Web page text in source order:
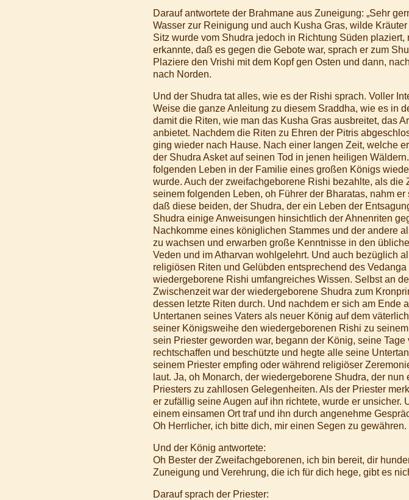
Darauf antwortete der Brahmane aus Zuneigung: „Sehr
Wasser zur Reinigung und auch Kusha Gras, wilde
Sitz wurde vom Shudra jedoch in Richtung Süden
erkannte, daß es gegen die Gebote war, sprach er zum
Plaziere den Vrishi mit dem Kopf gen Osten und dann,
nach Norden.
Und der Shudra tat alles, wie es der Rishi sprach. Voller
Weise die ganze Anleitung zu diesem Sraddha, wie es in
damit die Riten, wie man das Kusha Gras ausbreitet, das
anbietet. Nachdem die Riten zu Ehren der Pitris
ging wieder nach Hause. Nach einer langen Zeit, welche
der Shudra Asket auf seinen Tod in jenen heiligen
folgenden Leben in der Familie eines großen Königs
wurde. Auch der zweifachgeborene Rishi bezahlte, als
seinem folgenden Leben, oh Führer der Bharatas, nahm
daß diese beiden, der Shudra, der ein Leben der
Shudra einige Anweisungen hinsichtlich der Ahnenriten
Nachkomme eines königlichen Stammes und der andere
zu wachsen und erwarben große Kenntnisse in den
Veden und im Atharvan wohlgelehrt. Und auch bezüglich
religiösen Riten und Gelübden entsprechend des
wiedergeborene Rishi umfangreiches Wissen. Selbst an
Zwischenzeit war der wiedergeborene Shudra zum
dessen letzte Riten durch. Und nachdem er sich am Ende
Untertanen seines Vaters als neuer König auf dem
seiner Königsweihe den wiedergeborenen Rishi zu
sein Priester geworden war, begann der König, seine
rechtschaffen und beschützte und hegte alle seine
seinem Priester empfing oder während religiöser
laut. Ja, oh Monarch, der wiedergeborene Shudra, der
Priesters zu zahllosen Gelegenheiten. Als der Priester
er zufällig seine Augen auf ihn richtete, wurde er unsicher.
einem einsamen Ort traf und ihn durch angenehme
Oh Herrlicher, ich bitte dich, mir einen Segen zu gewähren.
Und der König antwortete:
Oh Bester der Zweifachgeborenen, ich bin bereit, dir
Zuneigung und Verehrung, die ich für dich hege, gibt es
Darauf sprach der Priester: